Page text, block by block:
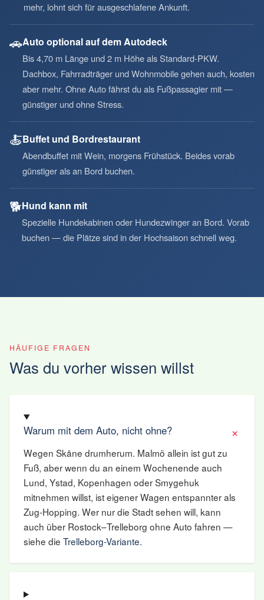
mehr, lohnt sich für ausgeschlafene Ankunft.
🚗Auto optional auf dem Autodeck
Bis 4,70 m Länge und 2 m Höhe als Standard-PKW.
Dachbox, Fahrradträger und Wohnmobile gehen auch, kosten
aber mehr. Ohne Auto fährst du als Fußpassagier mit —
günstiger und ohne Stress.
🍝Buffet und Bordrestaurant
Abendbuffet mit Wein, morgens Frühstück. Beides vorab
günstiger als an Bord buchen.
🐕Hund kann mit
Spezielle Hundekabinen oder Hundezwinger an Bord. Vorab
buchen — die Plätze sind in der Hochsaison schnell weg.
HÄUFIGE FRAGEN
Was du vorher wissen willst
Warum mit dem Auto, nicht ohne?
Wegen Skåne drumherum. Malmö allein ist gut zu
Fuß, aber wenn du an einem Wochenende auch
Lund, Ystad, Kopenhagen oder Smygehuk
mitnehmen willst, ist eigener Wagen entspannter als
Zug-Hopping. Wer nur die Stadt sehen will, kann
auch über Rostock–Trelleborg ohne Auto fahren —
siehe die Trelleborg-Variante.